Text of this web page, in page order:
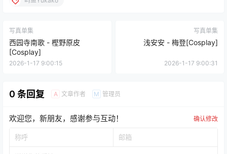
写真单集
西园寺南歌 - 樫野原皮
[Cosplay]
2026-1-17 9:00:15
写真单集
浅安安 - 梅登[Cosplay]
2026-1-17 9:00:31
0 条回复 A 文章作者 M 管理员
欢迎您，新朋友，感谢参与互动！ 确认修改